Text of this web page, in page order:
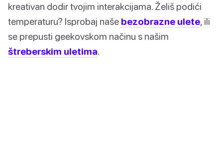
kreativan dodir tvojim interakcijama. Želiš podići
temperaturu? Isprobaj naše bezobrazne ulete, ili
se prepusti geekovskom načinu s našim
štreberskim uletima.